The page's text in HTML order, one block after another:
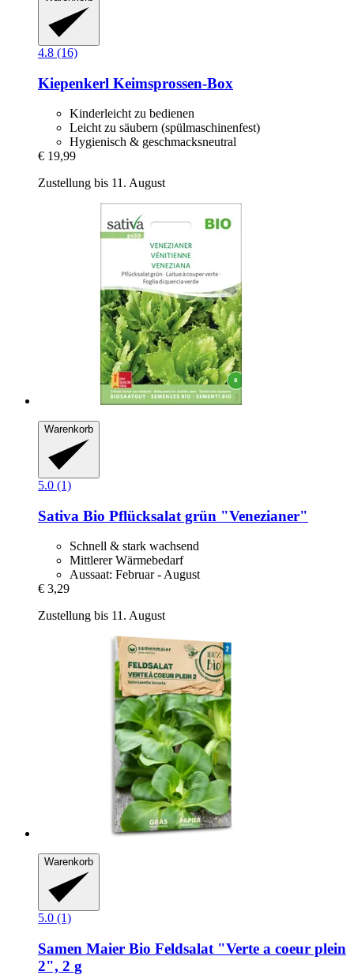
4.8 (16)
Kiepenkerl Keimsprossen-​Box
Kinderleicht zu bedienen
Leicht zu säubern (spülmaschinenfest)
Hygienisch & geschmacksneutral
€ 19,99
Zustellung bis 11. August
Warenkorb
5.0 (1)
Sativa Bio Pflücksalat grün "Venezianer"
Schnell & stark wachsend
Mittlerer Wärmebedarf
Aussaat: Februar - August
€ 3,29
Zustellung bis 11. August
Warenkorb
5.0 (1)
Samen Maier Bio Feldsalat "Verte a coeur plein
2", 2 g